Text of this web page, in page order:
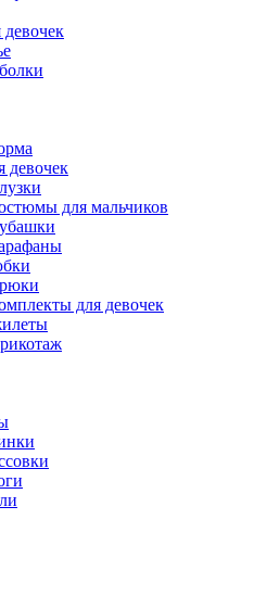
девочек
для мальчиков
для девочек